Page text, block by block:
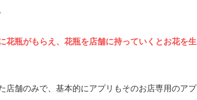
花瓶がもらえ、花瓶を店舗に持っていくとお花を
店舗のみで、基本的にアプリもそのお店専用のアプ